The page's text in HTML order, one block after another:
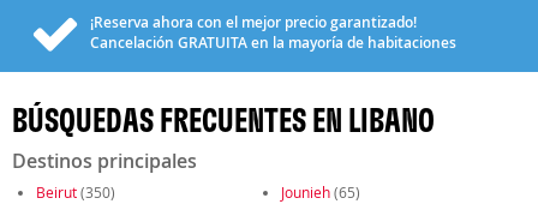
¡Reserva ahora con el mejor precio garantizado!
Cancelación GRATUITAen la mayoría de habitaciones
BÚSQUEDAS FRECUENTES EN LIBANO
Destinos principales
Beirut(350) Jounieh(65)